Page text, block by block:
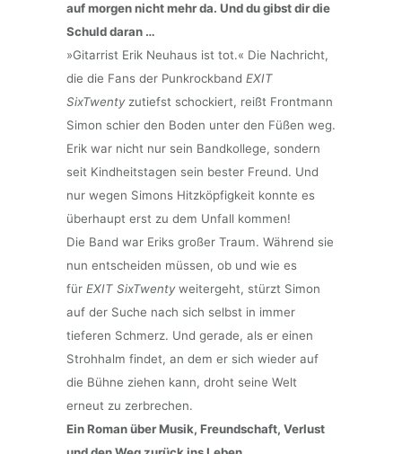
auf morgen nicht mehr da. Und du gibst dir die
Schuld daran …
»Gitarrist Erik Neuhaus ist tot.« Die Nachricht,
die die Fans der Punkrockband EXIT
SixTwentyzutiefst schockiert, reißt Frontmann
Simon schier den Boden unter den Füßen weg.
Erik war nicht nur sein Bandkollege, sondern
seit Kindheitstagen sein bester Freund. Und
nur wegen Simons Hitzköpfigkeit konnte es
überhaupt erst zu dem Unfall kommen!
Die Band war Eriks großer Traum. Während sie
nun entscheiden müssen, ob und wie es
für EXIT SixTwentyweitergeht, stürzt Simon
auf der Suche nach sich selbst in immer
tieferen Schmerz. Und gerade, als er einen
Strohhalm findet, an dem er sich wieder auf
die Bühne ziehen kann, droht seine Welt
erneut zu zerbrechen.
Ein Roman über Musik, Freundschaft, Verlust